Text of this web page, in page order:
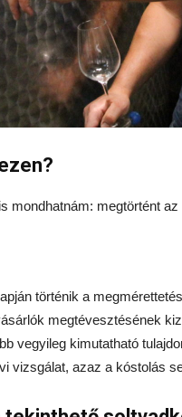
mondhatnám: megtörtént
történik a
megtévesztésének
vegyileg kimutatható
vizsgálat, azaz a kóstolás